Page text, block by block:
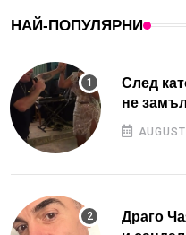
НАЙ-ПОПУЛЯРНИ
След
не
Драго